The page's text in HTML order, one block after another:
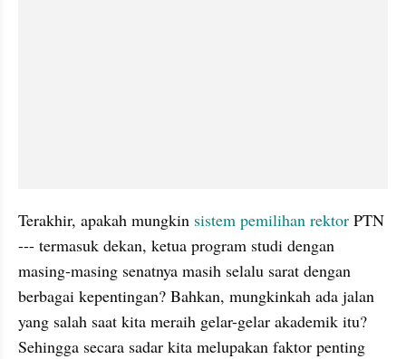
Terakhir, apakah mungkin sistem pemilihan rektor PTN
--- termasuk dekan, ketua program studi dengan
masing-masing senatnya masih selalu sarat dengan
berbagai kepentingan? Bahkan, mungkinkah ada jalan
yang salah saat kita meraih gelar-gelar akademik itu?
Sehingga secara sadar kita melupakan faktor penting